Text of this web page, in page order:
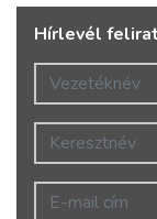
Hírlevél
Vezetéknév
Keresztnév
E-mail cím